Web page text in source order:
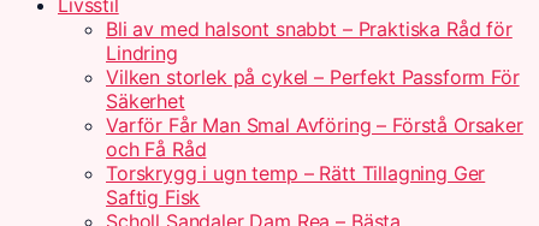
Livsstil
Bli av med halsont snabbt – Praktiska Råd för
Lindring
Vilken storlek på cykel – Perfekt Passform För
Säkerhet
Varför Får Man Smal Avföring – Förstå Orsaker
och Få Råd
Torskrygg i ugn temp – Rätt Tillagning Ger
Saftig Fisk
Scholl Sandaler Dam Rea – Bästa